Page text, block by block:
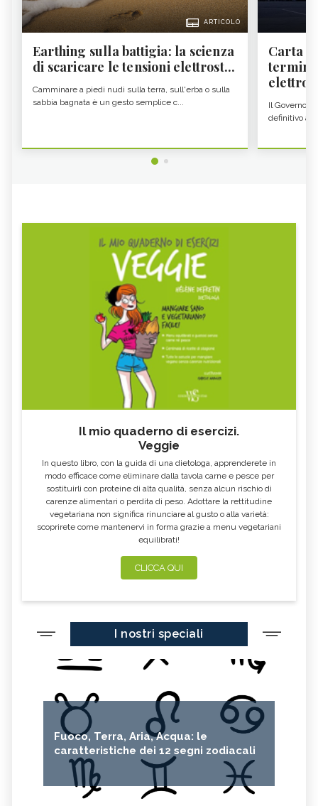
ARTICOLO
Earthing sulla battigia: la scienza
di scaricare le tensioni elettrost...
Camminare a piedi nudi sulla terra, sull'erba o sulla
sabbia bagnata è un gesto semplice c...
Carta
Il Governo
definitivo
Il mio quaderno di esercizi.
Veggie
In questo libro, con la guida di una dietologa, apprenderete in
modo efficace come eliminare dalla tavola carne e pesce per
sostituirli con proteine di alta qualità, senza alcun rischio di
carenze alimentari o perdita di peso. Adottare la rettitudine
vegetariana non significa rinunciare al gusto o alla varietà:
scoprirete come mantenervi in forma grazie a menu vegetariani
equilibrati!
CLICCA QUI
I nostri speciali
Fuoco, Terra, Aria, Acqua: le
caratteristiche dei 12 segni zodiacali